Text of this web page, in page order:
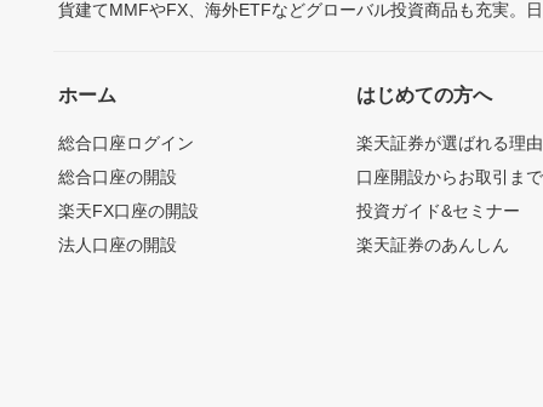
貨建てMMFやFX、海外ETFなどグローバル投資商品も充実。
ホーム
総合口座ログイン
総合口座の開設
楽天FX口座の開設
法人口座の開設
はじめての方へ
楽天証券が選ばれる理由
口座開設からお取引ま
投資ガイド&セミナー
楽天証券のあんしん